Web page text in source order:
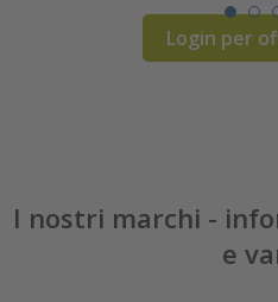
Login per
I nostri marchi -
e